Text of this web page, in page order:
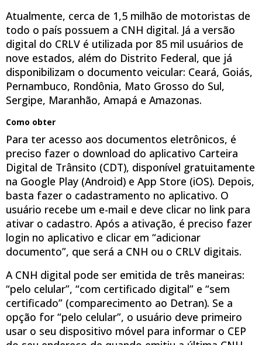
Atualmente, cerca de 1,5 milhão de motoristas de
todo o país possuem a CNH digital. Já a versão
digital do CRLV é utilizada por 85 mil usuários de
nove estados, além do Distrito Federal, que já
disponibilizam o documento veicular: Ceará, Goiás,
Pernambuco, Rondônia, Mato Grosso do Sul,
Sergipe, Maranhão, Amapá e Amazonas.
Como obter
Para ter acesso aos documentos eletrônicos, é
preciso fazer o download do aplicativo Carteira
Digital de Trânsito (CDT), disponível gratuitamente
na Google Play (Android) e App Store (iOS). Depois,
basta fazer o cadastramento no aplicativo. O
usuário recebe um e-mail e deve clicar no link para
ativar o cadastro. Após a ativação, é preciso fazer
login no aplicativo e clicar em “adicionar
documento”, que será a CNH ou o CRLV digitais.
A CNH digital pode ser emitida de três maneiras:
“pelo celular”, “com certificado digital” e “sem
certificado” (comparecimento ao Detran). Se a
opção for “pelo celular”, o usuário deve primeiro
usar o seu dispositivo móvel para informar o CEP